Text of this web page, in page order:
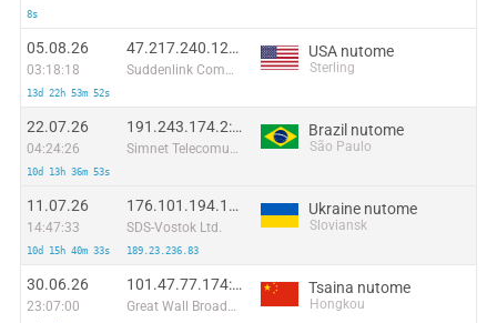
8s
05.08.26
03:18:18
13d 22h 53m 52s
47.217.240.127:53223
Suddenlink Communications
USA nutome
Sterling
22.07.26
04:24:26
10d 13h 36m 53s
191.243.174.2:24230
Simnet Telecomunicacoes Ltda
Brazil nutome
São Paulo
11.07.26
14:47:33
10d 15h 40m 33s
176.101.194.181:49504
SDS-Vostok Ltd.
189.23.236.83
Ukraine nutome
Sloviansk
30.06.26
23:07:00
101.47.77.174:43825
Great Wall Broadband Network
Tsaina nutome
Hongkou